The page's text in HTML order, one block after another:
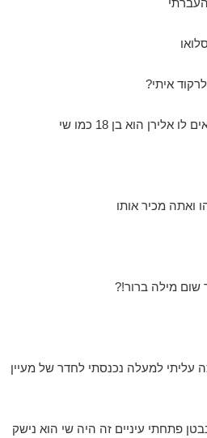
איתי?
אלירן הוא בן 18 כמו שי
ואתה מכיר אותו
שום מילה ברור!?
עליתי למעלה נכנסתי לחדר של מעיין
פתחתי עיניים זה היה שי הוא נישק